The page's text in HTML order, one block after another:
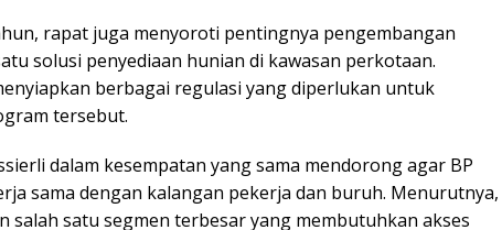
rapat juga menyoroti pentingnya pengembangan
solusi penyediaan hunian di kawasan perkotaan.
berbagai regulasi yang diperlukan untuk
tersebut.
dalam kesempatan yang sama mendorong agar BP
sama dengan kalangan pekerja dan buruh. Menurutnya,
salah satu segmen terbesar yang membutuhkan akses